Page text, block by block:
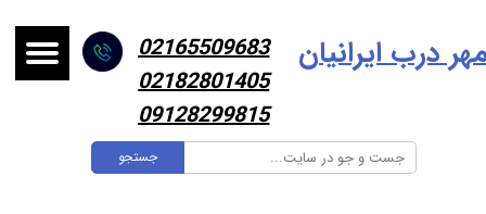
جستجو
درب ایرانیان
02165509683
02182801405
09128299815